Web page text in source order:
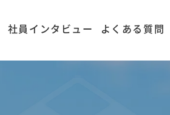
社員インタビュー よくある質問